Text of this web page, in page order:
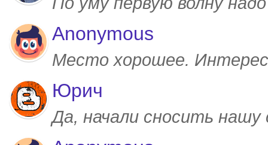
Anonymous
Место хорошее.
Юрич
Да, начали сносить